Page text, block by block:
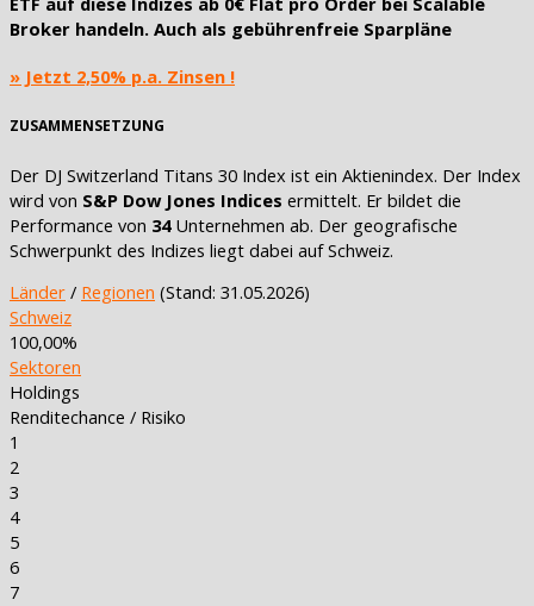
Broker handeln. Auch als gebührenfreie Sparpläne
» Jetzt 2,50% p.a. Zinsen !
ZUSAMMENSETZUNG
Der DJ Switzerland Titans 30 Index ist ein Aktienindex. Der Index
wird von S&P Dow Jones Indices ermittelt. Er bildet die
Performance von 34Unternehmen ab. Der geografische
Schwerpunkt des Indizes liegt dabei auf Schweiz.
Länder / Regionen (Stand: 31.05.2026)
Schweiz
100,00%
Sektoren
Holdings
Renditechance / Risiko
1
2
3
4
5
6
7